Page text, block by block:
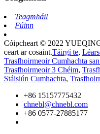
Teagmháil
Fúinn
Cóipcheart © 2022
ceart ar cosaint.Táirgí te,
Trasfhoirmeoir Cumhachta
Trasfhoirmeoir 3 Chéim,
Stáisiún Cumhachta,
+86 15157775432
chnebl@chnebl.com
+86 0577-27885177